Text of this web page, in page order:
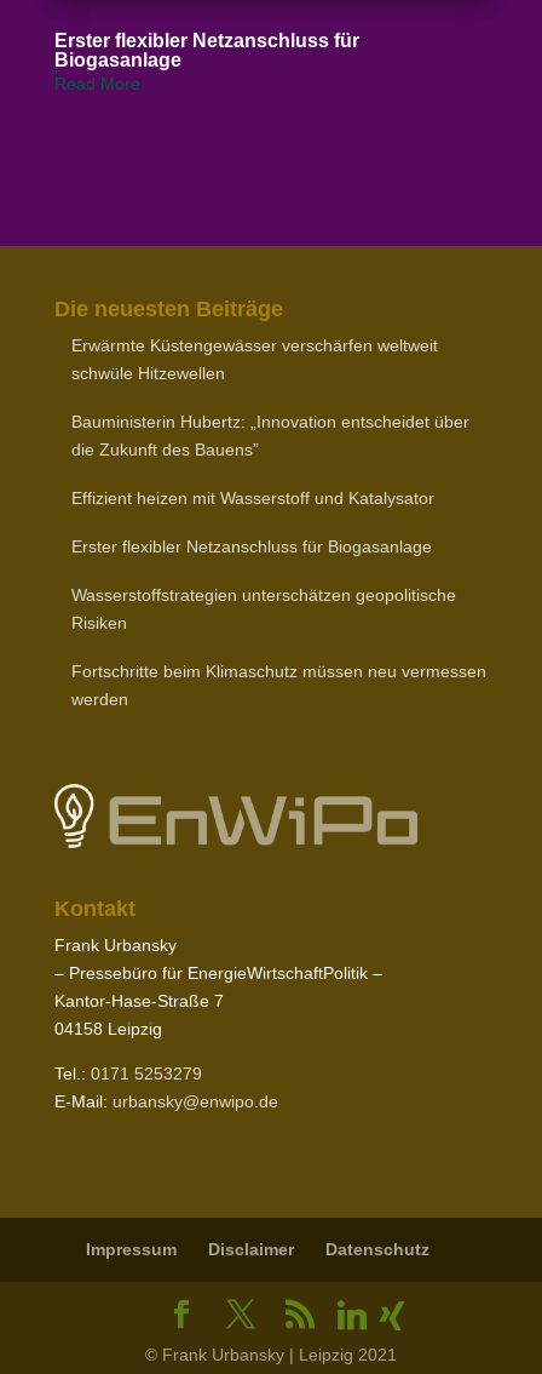
Erster flexibler Netz­an­schluss für
Biogasanlage
Read More
Die neuesten Beiträge
Erwärmte Küsten­ge­wässer verschärfen weltweit
schwüle Hitzewellen
Baumi­nis­terin Hubertz: „Inno­vation entscheidet über
die Zukunft des Bauens”
Effizient heizen mit Wasser­stoff und Katalysator
Erster flexibler Netz­an­schluss für Biogasanlage
Wasser­stoff­stra­tegien unter­schätzen geopo­li­tische
Risiken
Fort­schritte beim Klima­schutz müssen neu vermessen
werden
Kontakt
Frank Urbansky
– Pres­sebüro für EnergieWirtschaftPolitik –
Kantor-​Hase-​Straße 7
04158Leipzig
Tel.: 0171 5253279
E‑Mail: urbansky@​enwipo.​de
Impressum Disclaimer Daten­schutz
© Frank Urbansky | Leipzig 2021